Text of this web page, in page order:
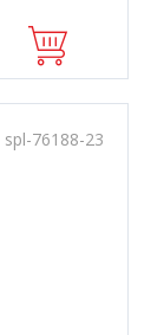
spl-76188-23